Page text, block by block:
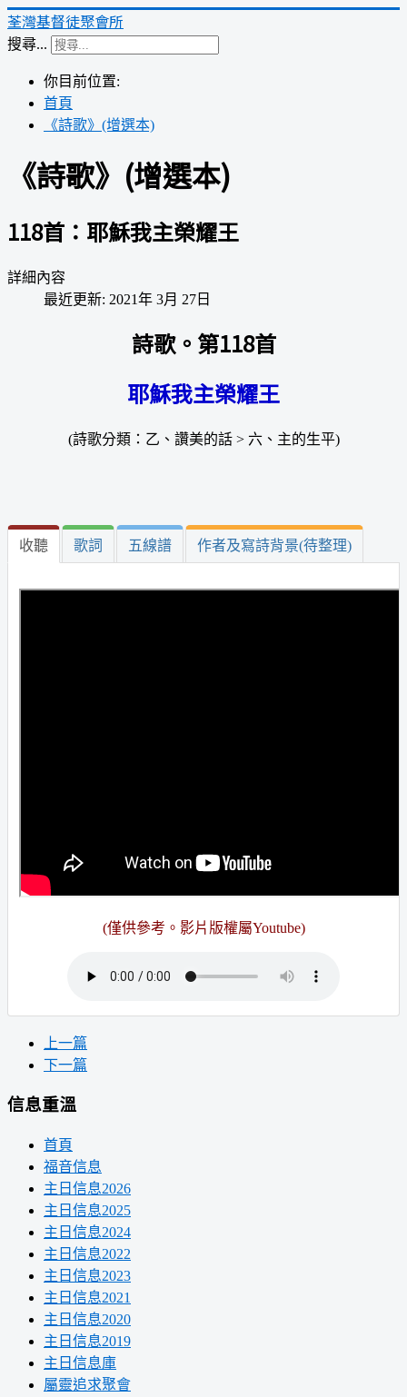
荃灣基督徒聚會所
搜尋...
你目前位置:
首頁
《詩歌》(增選本)
《詩歌》(增選本)
118首：耶穌我主榮耀王
詳細內容
最近更新: 2021年 3月 27日
詩歌。第118首
耶穌我主榮耀王
(詩歌分類：乙、讚美的話 > 六、主的生平)
收聽 歌詞 五線譜 作者及寫詩背景(待整理)
(僅供參考。 影片版權屬Youtube)
上一篇
下一篇
信息重溫
首頁
福音信息
主日信息2026
主日信息2025
主日信息2024
主日信息2022
主日信息2023
主日信息2021
主日信息2020
主日信息2019
主日信息庫
屬靈追求聚會